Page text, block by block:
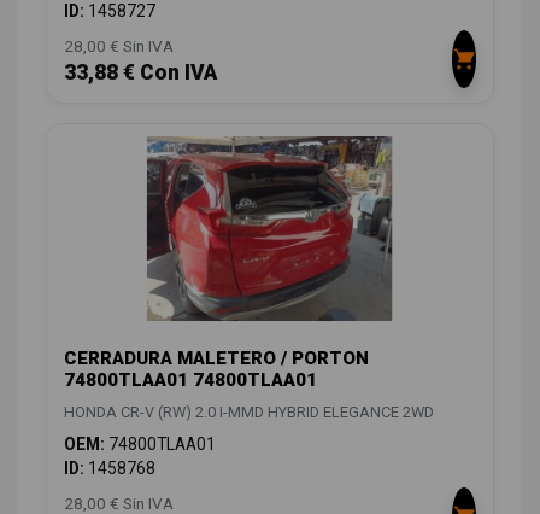
ID: 1458727
28,00 € Sin IVA
33,88 € Con IVA
CERRADURA MALETERO / PORTON
74800TLAA01 74800TLAA01
HONDA CR-V (RW) 2.0 I-MMD HYBRID ELEGANCE 2WD
OEM: 74800TLAA01
ID: 1458768
28,00 € Sin IVA